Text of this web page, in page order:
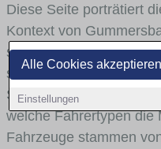
Alle Cookies akzeptieren
Einstellungen
Diese Seite porträtiert
Kontext von
skizzieren, in welchen
stark vertreten ist,
Stadt- und
welche Fahrertypen die
Fahrzeuge stammen